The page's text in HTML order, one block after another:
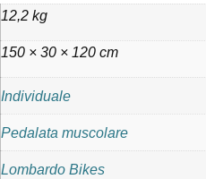
12,2 kg
150 × 30 × 120 cm
Individuale
Pedalata muscolare
Lombardo Bikes